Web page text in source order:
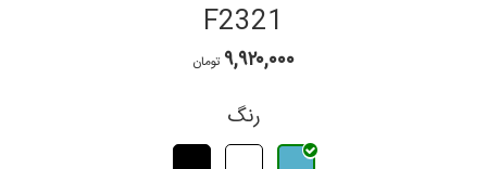
F2321
۹,۹۲۰,۰۰۰ تومان
رنگ